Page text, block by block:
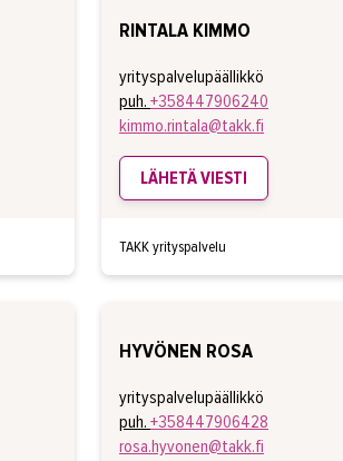
RINTALA KIMMO
yrityspalvelupäällikkö
puh. +358447906240
kimmo.rintala@takk.fi
LÄHETÄ VIESTI
TAKK yrityspalvelu
HYVÖNEN ROSA
yrityspalvelupäällikkö
puh. +358447906428
rosa.hyvonen@takk.fi